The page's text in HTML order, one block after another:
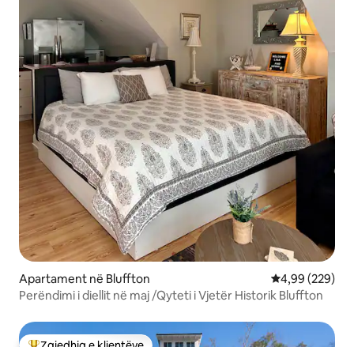
Apartament në Bluffton Vlerësimi
4,99 (229)
Perëndimi i diellit në maj /Qyteti i Vjetër Historik Bluffton